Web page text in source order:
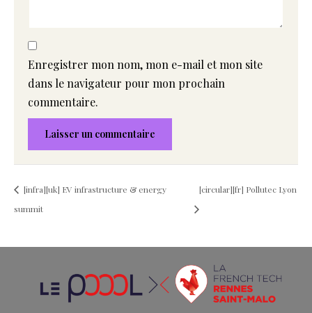
Enregistrer mon nom, mon e-mail et mon site
dans le navigateur pour mon prochain
commentaire.
[infra][uk] EV infrastructure & energy
summit
[circular][fr] Pollutec Lyon